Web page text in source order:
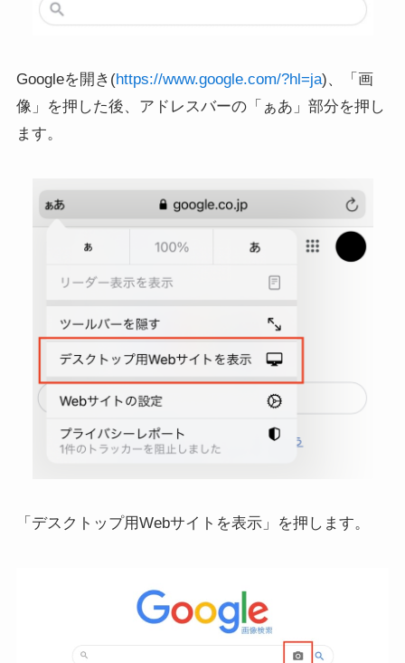
Googleを開き(https://www.google.com/?hl=ja)、「画
像」を押した後、アドレスバーの「ぁあ」部分を押し
ます。
「デスクトップ用Webサイトを表示」を押します。